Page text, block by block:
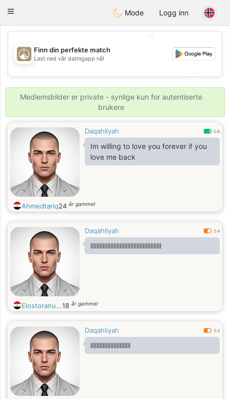
ahebik
Toggle
Mode Logg inn
💖
💕
Finn din perfekte match
Last ned vår datingapp nå!
Medlemsbilder er private - synlige kun for autentiserte
brukere
Daqahliyah 0.8
Im willing to love you forever if you
love me back
Ahmedtariq24 år gammel
Daqahliyah 0.4
llllllllllllllllllllllllllllllllllllllllllllll
Elostoranu...18 år gammel
Daqahliyah 0.4
llllllllllllllllllllllllll